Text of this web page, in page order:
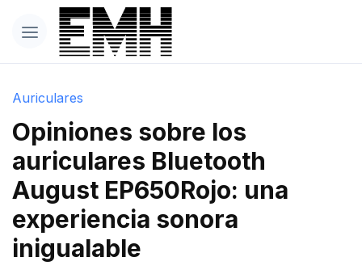
Auriculares
Opiniones sobre los
auriculares Bluetooth
August EP650Rojo: una
experiencia sonora
inigualable